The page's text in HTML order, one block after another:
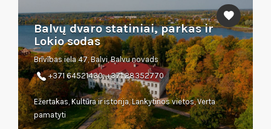
Balvų dvaro statiniai, parkas ir
Lokio sodas
Brīvības iela 47, Balvi, Balvu novads
+371 64521430; +371 28352770
Ežertakas, Kultūra ir istorija, Lankytinos vietos, Verta
pamatyti